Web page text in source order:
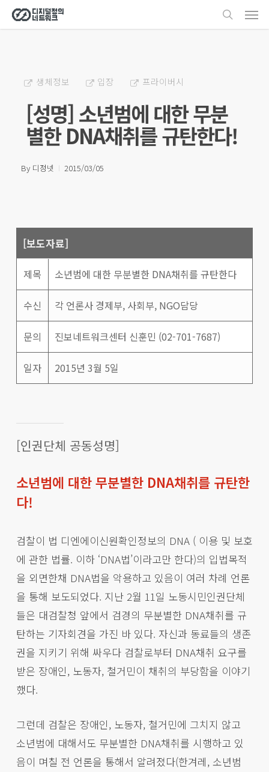
Skip
to
search
생체정보 입장 프라이버시
[성명] 소년범에 대한 무분
별한 DNA채취를 규탄한다!
By 디정넷 2015/03/05
[보도자료]
제목 소년범에 대한 무분별한 DNA채취를 규탄한다
수신 각 언론사 경제부, 사회부, NGO담당
문의 진보네트워크센터 신훈민 (02-701-7687)
일자 2015년 3월 5일
[인권단체 공동성명]
소년범에 대한 무분별한 DNA채취를 규탄한
다!
검찰이 법 디엔에이신원확인정보의 DNA ( 이용 및 보호
에 관한 법률. 이하 ‘DNA법’이라고만 한다)의 입법목적
을 외면한채 DNA법을 악용하고 있음이 여러 차례 언론
을 통해 보도되었다. 지난 2월 11일 노동시민인권단체
들은 대검찰청 앞에서 검경의 무분별한 DNA채취를 규
탄하는 기자회견을 가진 바 있다. 자신과 동료들의 생존
권을 지키기 위해 싸우다 검찰로부터 DNA채취 요구를
받은 장애인, 노동자, 철거민이 채취의 부당함을 이야기
했다.
그런데 검찰은 장애인, 노동자, 철거민에 그치지 않고
소년범에 대해서도 무분별한 DNA채취를 시행하고 있
음이 며칠 전 언론을 통해서 알려졌다(한겨레, 소년범